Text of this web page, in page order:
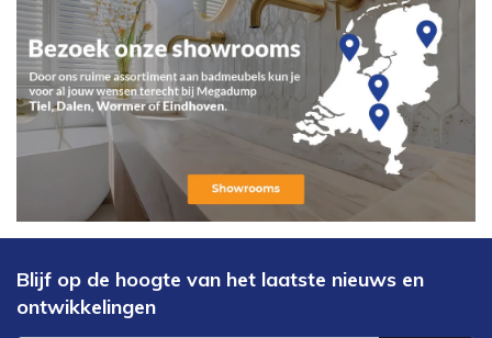
Blijf op de hoogte van het laatste nieuws en
ontwikkelingen